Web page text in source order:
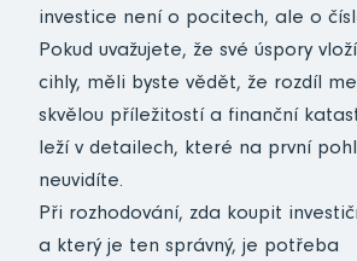
investice není o pocitech, ale o
Pokud uvažujete, že své úspory
cihly, měli byste vědět, že rozdíl
skvělou příležitostí a finanční
leží v detailech, které na první
neuvidíte.
Při rozhodování, zda koupit
a který je ten správný, je potřeba